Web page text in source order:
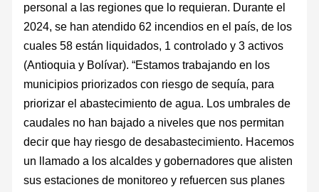
personal a las regiones que lo requieran. Durante el
2024, se han atendido 62 incendios en el país, de los
cuales 58 están liquidados, 1 controlado y 3 activos
(Antioquia y Bolívar). “Estamos trabajando en los
municipios priorizados con riesgo de sequía, para
priorizar el abastecimiento de agua. Los umbrales de
caudales no han bajado a niveles que nos permitan
decir que hay riesgo de desabastecimiento. Hacemos
un llamado a los alcaldes y gobernadores que alisten
sus estaciones de monitoreo y refuercen sus planes